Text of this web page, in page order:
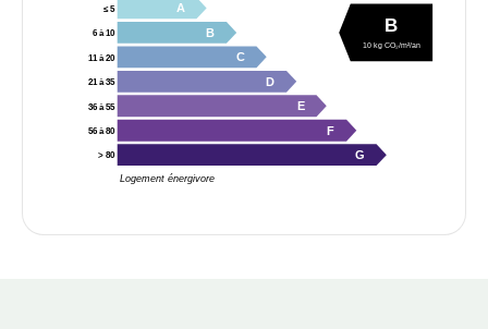
Logement énergivore
≤ 5 A
6 à 10 B
11 à 20 C
21 à 35 D
36 à 55 E
56 à 80 F
> 80 G
B
10 kg CO₂/m²/an